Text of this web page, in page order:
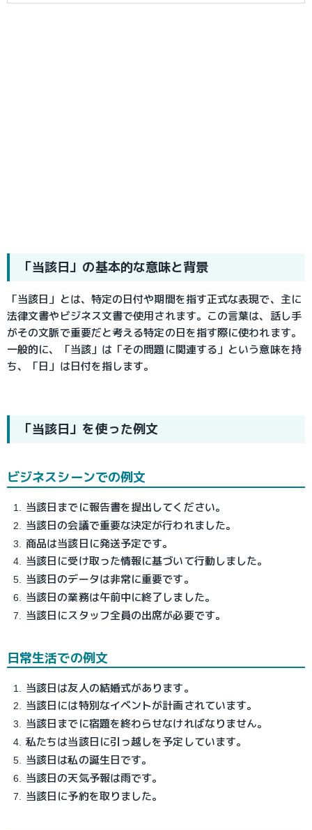
「当該日」の基本的な意味と背景
「当該日」とは、特定の日付や期間を指す正式な表現で、主に
法律文書やビジネス文書で使用されます。この言葉は、話し手
がその文脈で重要だと考える特定の日を指す際に使われます。
一般的に、「当該」は「その問題に関連する」という意味を持
ち、「日」は日付を指します。
「当該日」を使った例文
ビジネスシーンでの例文
当該日までに報告書を提出してください。
当該日の会議で重要な決定が行われました。
商品は当該日に発送予定です。
当該日に受け取った情報に基づいて行動しました。
当該日のデータは非常に重要です。
当該日の業務は午前中に終了しました。
当該日にスタッフ全員の出席が必要です。
日常生活での例文
当該日は友人の結婚式があります。
当該日には特別なイベントが計画されています。
当該日までに宿題を終わらせなければなりません。
私たちは当該日に引っ越しを予定しています。
当該日は私の誕生日です。
当該日の天気予報は雨です。
当該日に予約を取りました。